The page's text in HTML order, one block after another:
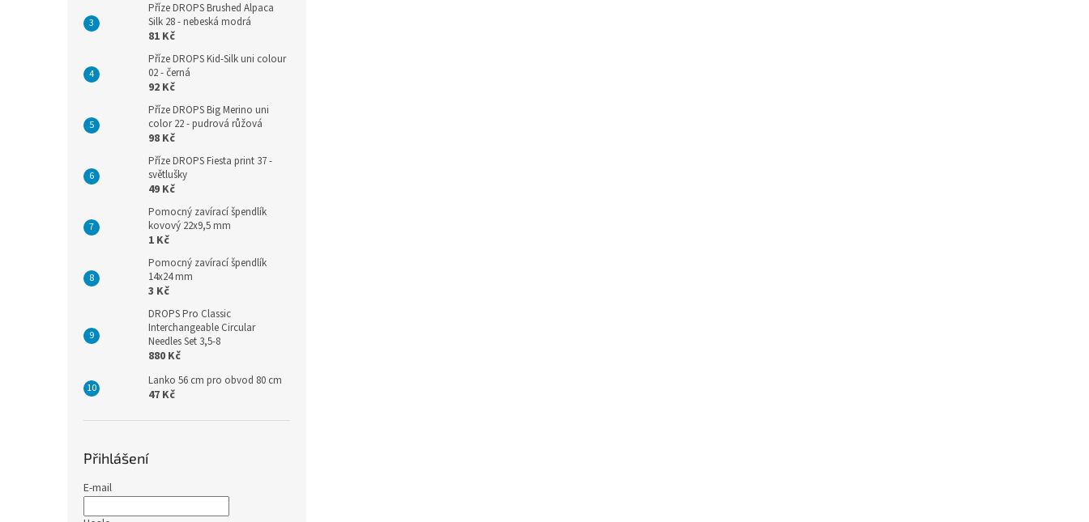
Příze DROPS Brushed Alpaca
Silk 28 - nebeská modrá
81 Kč
Příze DROPS Kid-Silk uni colour
02 - černá
92 Kč
Příze DROPS Big Merino uni
color 22 - pudrová růžová
98 Kč
Příze DROPS Fiesta print 37 -
světlušky
49 Kč
Pomocný zavírací špendlík
kovový 22x9,5 mm
1 Kč
Pomocný zavírací špendlík
14x24 mm
3 Kč
DROPS Pro Classic
Interchangeable Circular
Needles Set 3,5-8
880 Kč
Lanko 56 cm pro obvod 80 cm
47 Kč
Přihlášení
E-mail